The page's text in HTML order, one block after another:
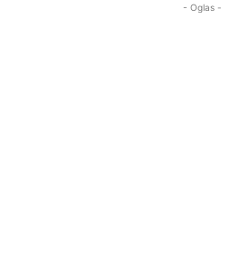
- Oglas -